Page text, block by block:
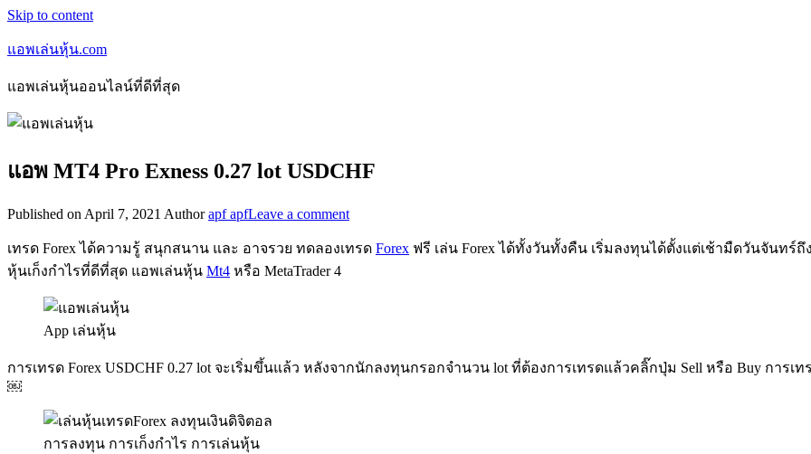
Skip to content
แอพเล่นหุ้น.com
แอพเล่นหุ้นออนไลน์ที่ดีที่สุด
แอพ MT4 Pro Exness 0.27 lot USDCHF
Published on April 7, 2021 Authorapf apfLeave a comment
เทรด Forex ได้ความรู้ สนุกสนาน และ อาจรวย ทดลองเทรด Forex ฟรี เล่น Forex ได้ทั้งวันทั้งคืน เริ่มลงทุนได้ตั้งแต่เช้ามืดวันจันทร์ถึ
หุ้นเก็งกำไรที่ดีที่สุด แอพเล่นหุ้น Mt4 หรือ MetaTrader 4
App เล่นหุ้น
การเทรด Forex USDCHF 0.27 lot จะเริ่มขึ้นแล้ว หลังจากนักลงทุนกรอกจำนวน lot ที่ต้องการเทรดแล้วคลิ๊กปุ่ม Sell หรือ Buy การเท
￼
การลงทุน การเก็งกำไร การเล่นหุ้น